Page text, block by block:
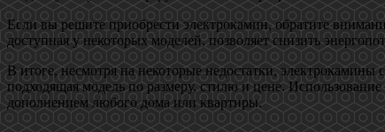
Если вы решите приобрести электрокамин, обратите
доступная у некоторых моделей, позволяет снизить
В итоге, несмотря на некоторые недостатки,
подходящая модель по размеру, стилю и цене.
дополнением любого дома или квартиры.